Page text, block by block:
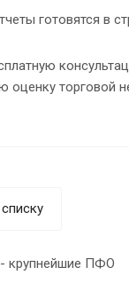
готовятся в
оценку торговой